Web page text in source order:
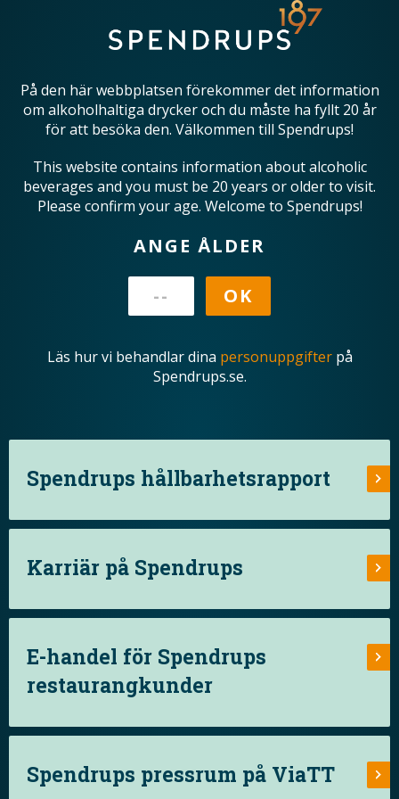
På den här webbplatsen förekommer det information
om alkoholhaltiga drycker och du måste ha fyllt 20 år
för att besöka den. Välkommen till Spendrups!
This website contains information about alcoholic
beverages and you must be 20 years or older to visit.
Please confirm your age. Welcome to Spendrups!
ANGE ÅLDER
Läs hur vi behandlar dina personuppgifterpå
Spendrups.se.
Spendrups hållbarhetsrapport
Karriär på Spendrups
E-handel för Spendrups
restaurangkunder
Spendrups pressrum på ViaTT